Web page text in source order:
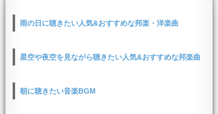
雨の日に聴きたい人気&おすすめな邦楽・洋楽曲
星空や夜空を見ながら聴きたい人気&おすすめな邦楽曲
朝に聴きたい音楽BGM